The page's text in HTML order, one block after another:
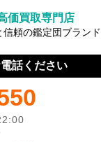
価買取専門店
信頼の鑑定団ブランド
話ください